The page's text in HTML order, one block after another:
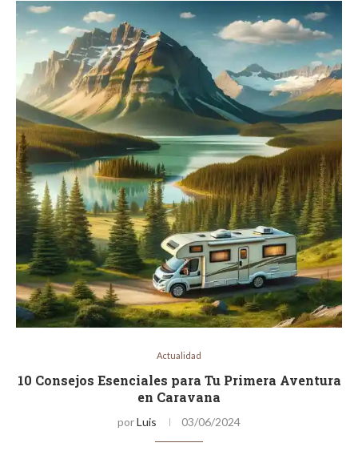
Actualidad
10 Consejos Esenciales para Tu Primera Aventura
en Caravana
porLuis 03/06/2024